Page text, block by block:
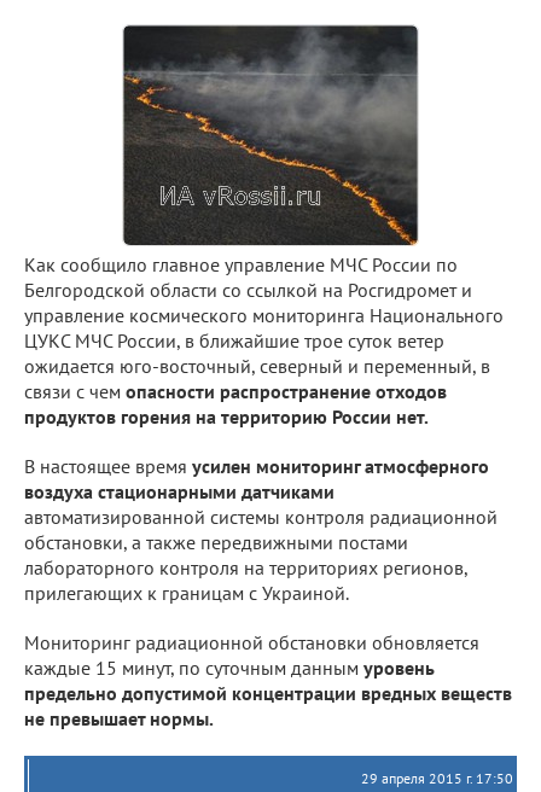
Как сообщило главное управление МЧС России по
Белгородской области со ссылкой на Росгидромет и
управление космического мониторинга Национального
ЦУКС МЧС России, в ближайшие трое суток ветер
ожидается юго-восточный, северный и переменный, в
связи с чем опасности распространение отходов
продуктов горения на территорию России нет.
В настоящее время усилен мониторинг атмосферного
воздуха стационарными датчиками
автоматизированной системы контроля радиационной
обстановки, а также передвижными постами
лабораторного контроля на территориях регионов,
прилегающих к границам с Украиной.
Мониторинг радиационной обстановки обновляется
каждые 15 минут, по суточным данным уровень
предельно допустимой концентрации вредных веществ
не превышает нормы.
29 апреля 2015 г. 17:50